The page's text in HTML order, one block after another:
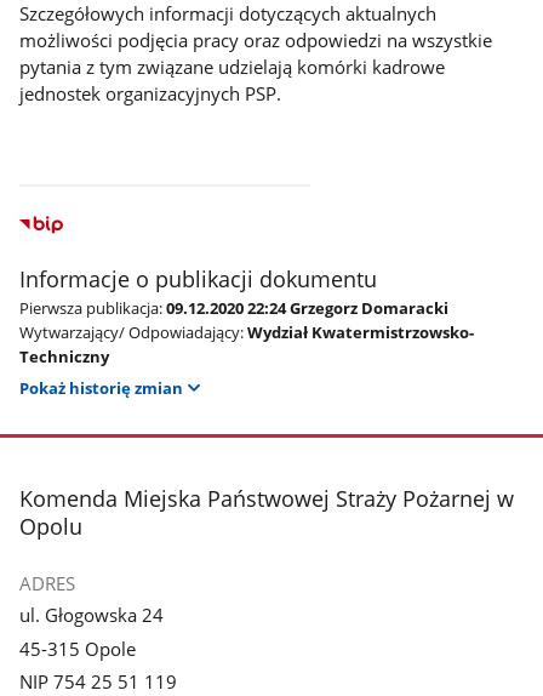
Szczegółowych informacji dotyczących aktualnych
możliwości podjęcia pracy oraz odpowiedzi na wszystkie
pytania z tym związane udzielają komórki kadrowe
jednostek organizacyjnych PSP.
Informacje o publikacji dokumentu
Pierwsza publikacja:09.12.2020 22:24 Grzegorz Domaracki
Wytwarzający/ Odpowiadający:Wydział Kwatermistrzowsko-
Techniczny
Pokaż historię zmian
stopka
Komenda Miejska Państwowej Straży Pożarnej w
Opolu
ADRES
ul. Głogowska 24
45-315 Opole
NIP 754 25 51 119